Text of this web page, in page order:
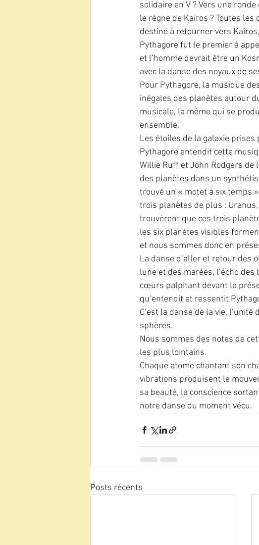
solidaire en V ? Vers une
le règne de Kairos ? Toutes les
destiné à retourner vers
Pythagore fut le premier à
et l’homme devrait être un
avec la danse des noyaux de
Pour Pythagore, la musique
inégales des planètes autour
musicale, la même qui se
ensemble.
Les étoiles de la galaxie prises
Pythagore entendit cette
Willie Ruff et John Rodgers de
des planètes dans un
trouvé un « motet à six temps
trois planètes de plus :
trouvèrent que ces trois
les six planètes visibles
et nous sommes donc en
La danse d’aller et retour des
lune et des marées, l’écho
cœurs palpitant devant la
qu’entendit et ressentit
C’est la danse de la vie,
sphères.
Nous sommes des notes de
les plus lointains.
Chaque atome chantant son
vibrations produisent le
sa beauté, la conscience
notre danse du moment vécu.
Posts récents